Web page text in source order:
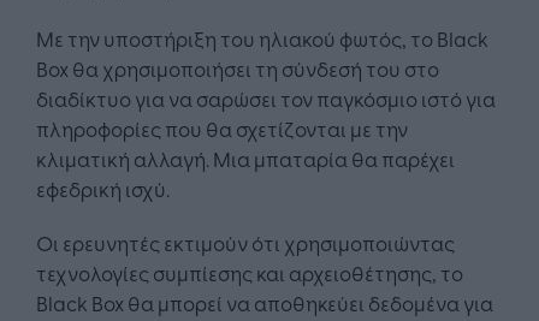
Με την υποστήριξη του ηλιακού φωτός, το Black
Box θα χρησιμοποιήσει τη σύνδεσή του στο
διαδίκτυο για να σαρώσει τον παγκόσμιο ιστό για
πληροφορίες που θα σχετίζονται με την
κλιματική αλλαγή. Μια μπαταρία θα παρέχει
εφεδρική ισχύ.
Οι ερευνητές εκτιμούν ότι χρησιμοποιώντας
τεχνολογίες συμπίεσης και αρχειοθέτησης, το
Black Box θα μπορεί να αποθηκεύει δεδομένα για